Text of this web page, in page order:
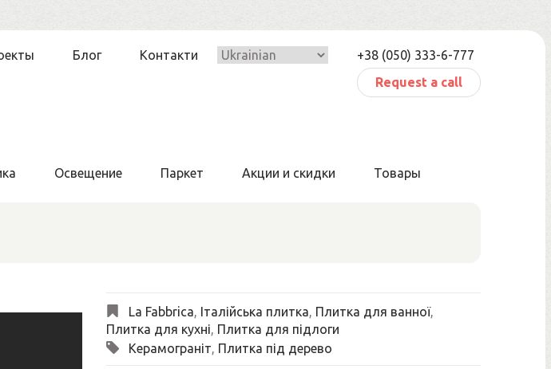
Блог Контакти
+38 (050) 333-6-777
Request a call
Освещение Паркет Акции и скидки Товары
La Fabbrica, Італійська плитка, Плитка для ванної,
Плитка для кухні, Плитка для підлоги
Керамограніт, Плитка під дерево